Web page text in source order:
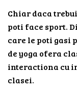
Chiar daca
poti face sport.
care le poti gasi
de yoga ofera
interactiona cu
clasei.